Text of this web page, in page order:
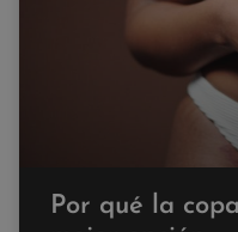
Por qué la